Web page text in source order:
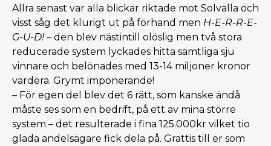
Allra senast var alla blickar riktade mot Solvalla och
visst såg det klurigt ut på förhand men H-E-R-R-E-
G-U-D! – den blev nästintill olöslig men två stora
reducerade system lyckades hitta samtliga sju
vinnare och belönades med 13-14 miljoner kronor
vardera. Grymt imponerande!
– För egen del blev det 6 rätt, som kanske ändå
måste ses som en bedrift, på ett av mina större
system – det resulterade i fina 125.000kr vilket tio
glada andelsägare fick dela på. Grattis till er som